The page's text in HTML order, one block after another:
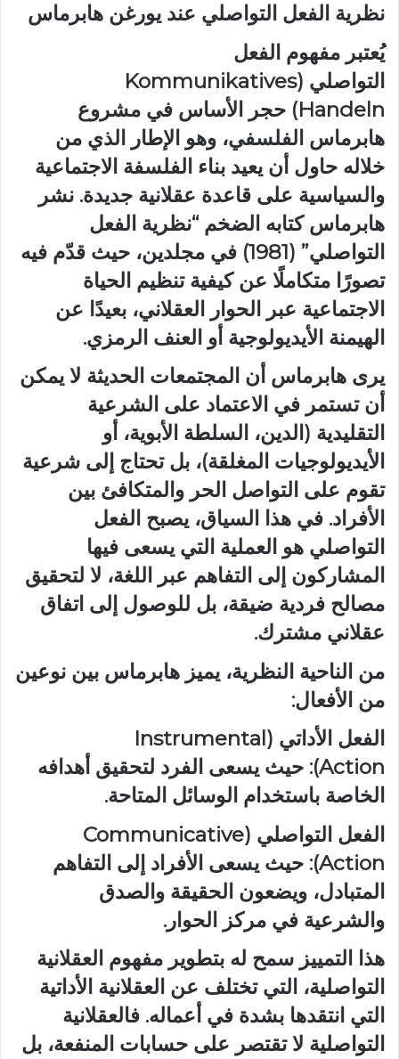
نظرية الفعل التواصلي عند يورغن هابرماس
يُعتبر مفهوم الفعل
التواصلي (Kommunikatives
Handeln) حجر الأساس في مشروع
هابرماس الفلسفي، وهو الإطار الذي من
خلاله حاول أن يعيد بناء الفلسفة الاجتماعية
والسياسية على قاعدة عقلانية جديدة. نشر
هابرماس كتابه الضخم “نظرية الفعل
التواصلي” (1981) في مجلدين، حيث قدّم فيه
تصورًا متكاملًا عن كيفية تنظيم الحياة
الاجتماعية عبر الحوار العقلاني، بعيدًا عن
الهيمنة الأيديولوجية أو العنف الرمزي.
يرى هابرماس أن المجتمعات الحديثة لا يمكن
أن تستمر في الاعتماد على الشرعية
التقليدية (الدين، السلطة الأبوية، أو
الأيديولوجيات المغلقة)، بل تحتاج إلى شرعية
تقوم على التواصل الحر والمتكافئ بين
الأفراد. في هذا السياق، يصبح الفعل
التواصلي هو العملية التي يسعى فيها
المشاركون إلى التفاهم عبر اللغة، لا لتحقيق
مصالح فردية ضيقة، بل للوصول إلى اتفاق
عقلاني مشترك.
من الناحية النظرية، يميز هابرماس بين نوعين
من الأفعال:
الفعل الأداتي (Instrumental
Action): حيث يسعى الفرد لتحقيق أهدافه
الخاصة باستخدام الوسائل المتاحة.
الفعل التواصلي (Communicative
Action): حيث يسعى الأفراد إلى التفاهم
المتبادل، ويضعون الحقيقة والصدق
والشرعية في مركز الحوار.
هذا التمييز سمح له بتطوير مفهوم العقلانية
التواصلية، التي تختلف عن العقلانية الأداتية
التي انتقدها بشدة في أعماله. فالعقلانية
التواصلية لا تقتصر على حسابات المنفعة، بل